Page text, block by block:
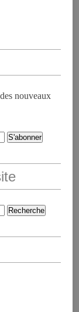
nouveaux